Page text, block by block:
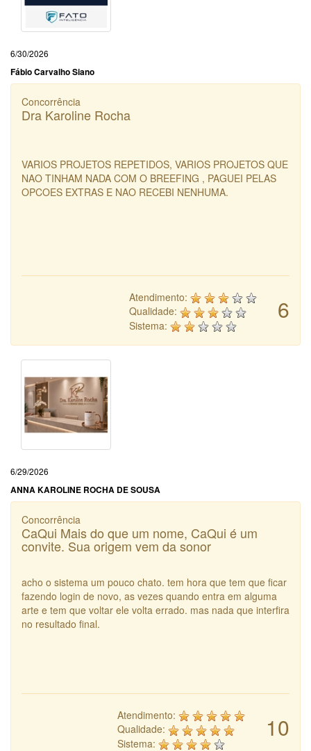
6/30/2026
Fábio Carvalho Siano
Concorrência
Dra Karoline Rocha
VARIOS PROJETOS REPETIDOS, VARIOS PROJETOS QUE
NAO TINHAM NADA COM O BREEFING , PAGUEI PELAS
OPCOES EXTRAS E NAO RECEBI NENHUMA.
6
Atendimento:
Qualidade:
Sistema:
6/29/2026
ANNA KAROLINE ROCHA DE SOUSA
Concorrência
CaQui Mais do que um nome, CaQui é um
convite. Sua origem vem da sonor
acho o sistema um pouco chato. tem hora que tem que ficar
fazendo login de novo, as vezes quando entra em alguma
arte e tem que voltar ele volta errado. mas nada que interfira
no resultado final.
10
Atendimento:
Qualidade:
Sistema: